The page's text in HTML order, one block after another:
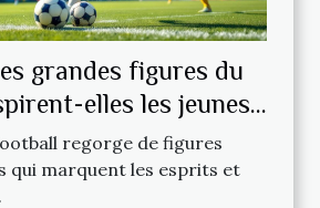
grandes figures du
elles les jeunes
regorge de figures
qui marquent les esprits et